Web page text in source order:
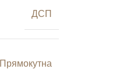
ДСП
Прямокутна